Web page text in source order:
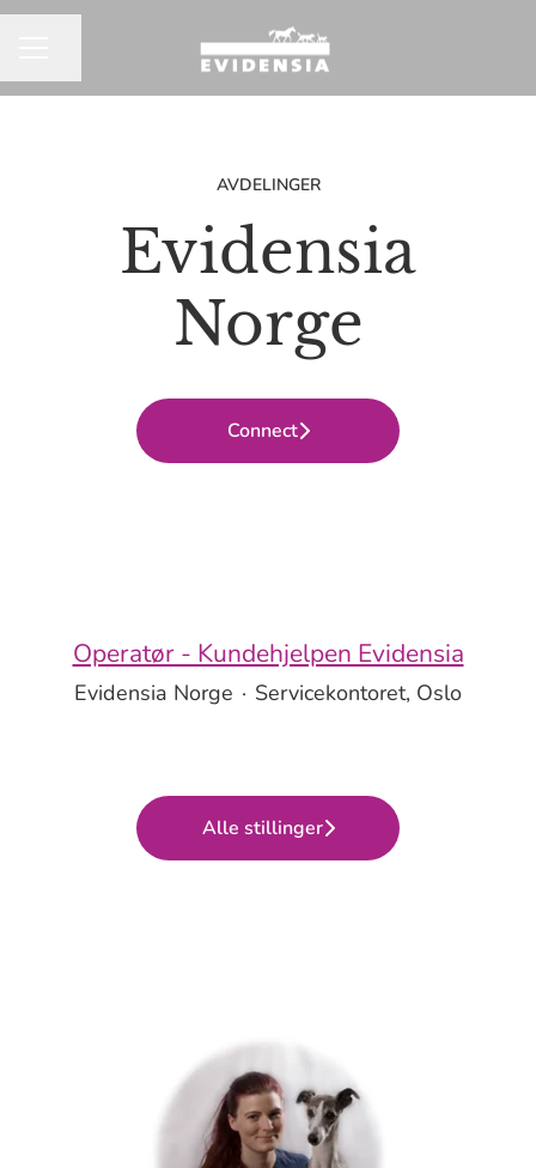
AVDELINGER
Evidensia
Norge
Connect
Operatør - Kundehjelpen Evidensia
Evidensia Norge · Servicekontoret, Oslo
Alle stillinger